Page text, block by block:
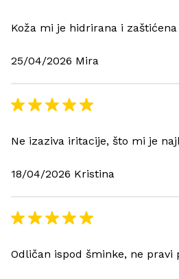
Koža mi je hidrirana i zaštićena
25/04/2026 Mira
Ne izaziva iritacije, što mi je
18/04/2026 Kristina
Odličan ispod šminke, ne pravi